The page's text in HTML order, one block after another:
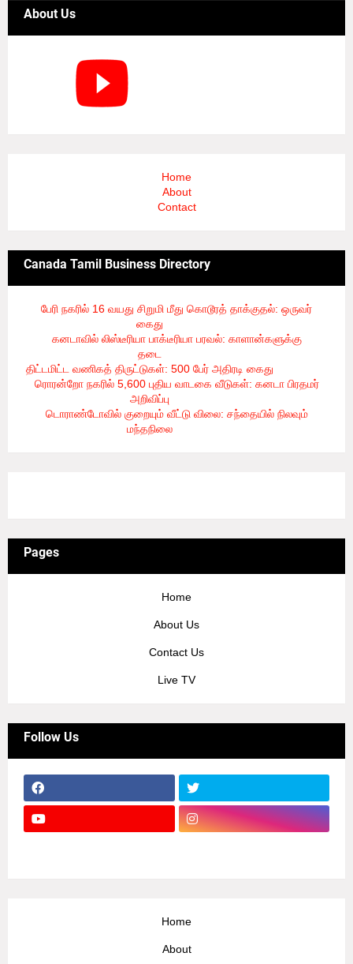
About Us
Home
About
Contact
Canada Tamil Business Directory
பேரி நகரில் 16 வயது சிறுமி மீது கொடூரத் தாக்குதல்: ஒருவர்
கைது
கனடாவில் லிஸ்டீரியா பாக்டீரியா பரவல்: காளான்களுக்கு
தடை
திட்டமிட்ட வணிகத் திருட்டுகள்: 500 பேர் அதிரடி கைது
ரொரன்றோ நகரில் 5,600 புதிய வாடகை வீடுகள்: கனடா பிரதமர்
அறிவிப்பு
டொராண்டோவில் குறையும் வீட்டு விலை: சந்தையில் நிலவும்
மந்தநிலை- 8/6/2026
Pages
Home
About Us
Contact Us
Live TV
Follow Us
Home
About